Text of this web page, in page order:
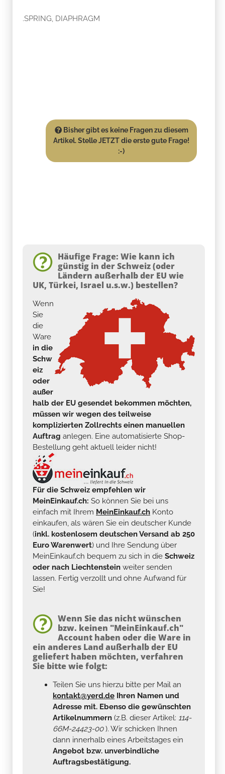
.SPRING, DIAPHRAGM
Bisher gibt es keine Fragen zu diesem
Artikel. Stelle JETZT die erste gute Frage!
:-)
Häufige Frage: Wie kann ich
günstig in der Schweiz (oder
Ländern außerhalb der EU wie
UK, Türkei, Israel u.s.w.) bestellen?
Wenn
Sie
die
Ware
in die
Schw
eiz
oder
außer
halb der EU gesendet bekommen möchten,
müssen wir wegen des teilweise
komplizierten Zollrechts einen manuellen
Auftrag anlegen. Eine automatisierte Shop-
Bestellung geht aktuell leider nicht!
Für die Schweiz empfehlen wir
MeinEinkauf.ch: So können Sie bei uns
einfach mit Ihrem MeinEinkauf.ch Konto
einkaufen, als wären Sie ein deutscher Kunde
(inkl. kostenlosem deutschen Versand ab 250
Euro Warenwert) und Ihre Sendung über
MeinEinkauf.ch bequem zu sich in die Schweiz
oder nach Liechtenstein weiter senden
lassen. Fertig verzollt und ohne Aufwand für
Sie!
Wenn Sie das nicht wünschen
bzw. keinen "MeinEinkauf.ch"
Account haben oder die Ware in
ein anderes Land außerhalb der EU
geliefert haben möchten, verfahren
Sie bitte wie folgt:
Teilen Sie uns hierzu bitte per Mail an
kontakt@yerd.de Ihren Namen und
Adresse mit. Ebenso die gewünschten
Artikelnummern (z.B. dieser Artikel: 114-
66M-24423-00). Wir schicken Ihnen
dann innerhalb eines Arbeitstages ein
Angebot bzw. unverbindliche
Auftragsbestätigung.